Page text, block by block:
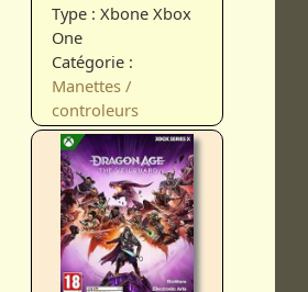
Type : Xbone Xbox
One
Catégorie :
Manettes /
controleurs